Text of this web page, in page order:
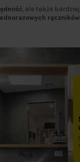
, ale także
ręczników